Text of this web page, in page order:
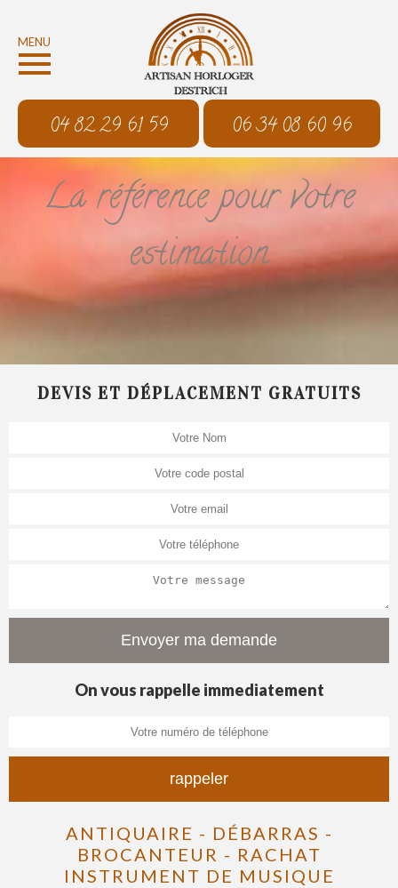
MENU
04 82 29 61 59 06 34 08 60 96
La référence pour votre
estimation
DEVIS ET DÉPLACEMENT GRATUITS
On vous rappelle immediatement
ANTIQUAIRE - DÉBARRAS -
BROCANTEUR - RACHAT
INSTRUMENT DE MUSIQUE